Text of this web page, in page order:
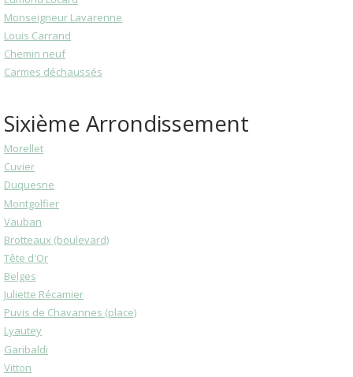
Monseigneur Lavarenne
Louis Carrand
Chemin neuf
Carmes déchaussés
Sixième Arrondissement
Morellet
Cuvier
Duquesne
Montgolfier
Vauban
Brotteaux (boulevard)
Tête d'Or
Belges
Juliette Récamier
Puvis de Chavannes (place)
Lyautey
Garibaldi
Vitton